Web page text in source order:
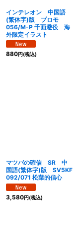
インテレオン 中国語
(繁体字)版 プロモ
056/M-P 千面避役 海
外限定イラスト
880円(税込)
マツバの確信 SR 中
国語(繁体字)版 SV5KF
092/071 松葉的信心
3,580円(税込)